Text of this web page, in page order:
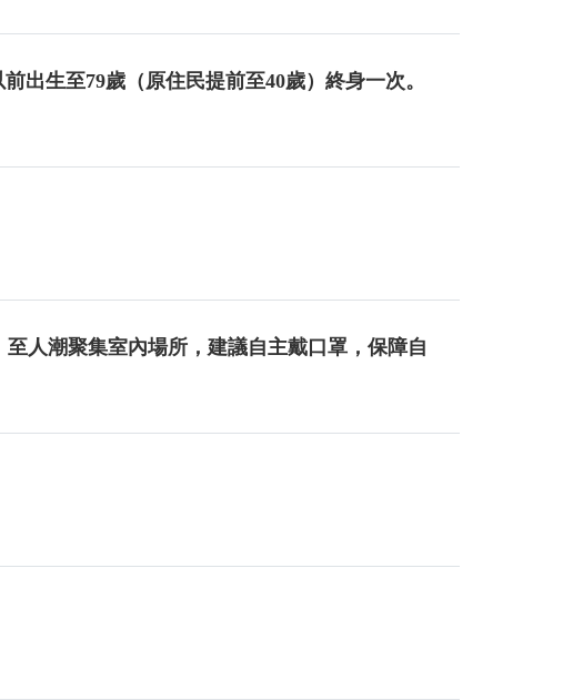
出生至79歲（原住民提前至40歲）終身一次。
人潮聚集室內場所，建議自主戴口罩，保障自